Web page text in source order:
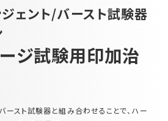
ジェント/バースト試験器
ジ試験用印加治
ースト試験器と組み合わせることで、ハー
/バースト試験器